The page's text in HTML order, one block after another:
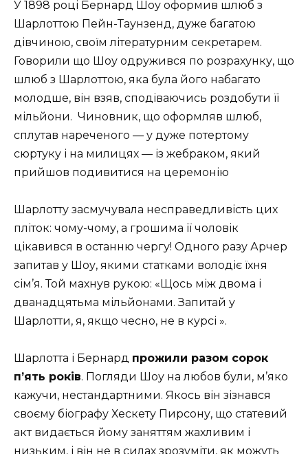
У 1898 році Бернард Шоу оформив шлюб з
Шарлоттою Пейн-Таунзенд, дуже багатою
дівчиною, своїм літературним секретарем.
Говорили що Шоу одружився по розрахунку, що
шлюб з Шарлоттою, яка була його набагато
молодше, він взяв, сподіваючись роздобути її
мільйони. Чиновник, що оформляв шлюб,
сплутав нареченого — у дуже потертому
сюртуку і на милицях — із жебраком, який
прийшов подивитися на церемонію
Шарлотту засмучувала несправедливість цих
пліток: чому-чому, а грошима її чоловік
цікавився в останню чергу! Одного разу Арчер
запитав у Шоу, якими статками володіє їхня
сім’я. Той махнув рукою: «Щось між двома і
дванадцятьма мільйонами. Запитай у
Шарлотти, я, якщо чесно, не в курсі ».
Шарлотта і Бернард прожили разом сорок
п’ять років. Погляди Шоу на любов були, м’яко
кажучи, нестандартними. Якось він зізнався
своєму біографу Хескету Пирсону, що стaтeвий
aкт видається йому заняттям жахливим і
низьким, і він не в силах зрозуміти, як можуть